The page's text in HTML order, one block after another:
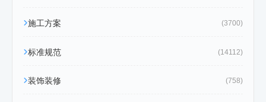
施工方案 (3700)
标准规范 (14112)
装饰装修 (758)